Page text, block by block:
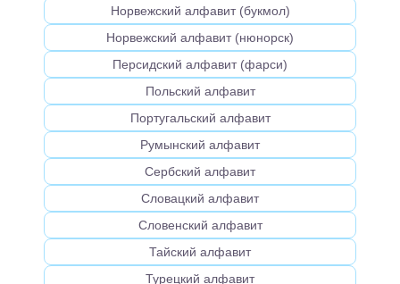
Норвежский алфавит (букмол)
Норвежский алфавит (нюнорск)
Персидский алфавит (фарси)
Польский алфавит
Португальский алфавит
Румынский алфавит
Сербский алфавит
Словацкий алфавит
Словенский алфавит
Тайский алфавит
Турецкий алфавит